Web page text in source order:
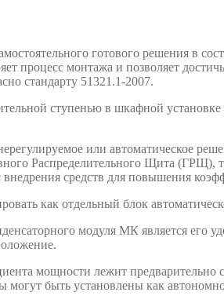
готового решения в
процесс монтажа и позволяет
стандарту 51321.1-2007.
ступенью в шкафной
или автоматическое
Распределительного Щита
внедрения средств для повышения
как отдельный блок
модуля МК является его
мощности лежит
быть установлены как